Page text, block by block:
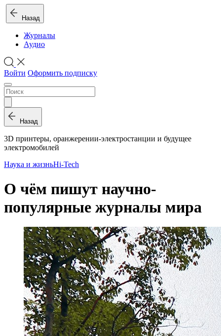
Назад
Журналы
Аудио
Войти Оформить подписку
Назад
3D принтеры, оранжерении-электростанции и будущее
электромобилей
Наука и жизньHi-Tech
О чём пишут научно-
популярные журналы мира